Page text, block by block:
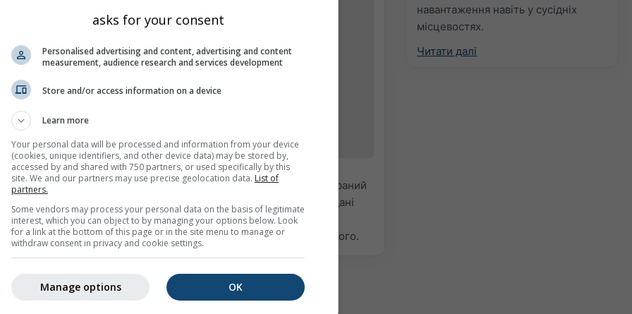
навантаження навіть у сусідніх
місцевостях.
Читати далі
Помірний Сильний Дуже сильний Град
на Chiang Rai. Ця анімація показує радар опадів
за вибраний
на 2h
. Помаранчеві хрестики позначають блискавки. Дані надані
Австралії). Мряка або невеликий снігопад можуть бути
опадівпозначена кольором від бірюзового до червоного.
для Chiang Rai
asks for your consent
Personalised advertising and content, advertising and content
measurement, audience research and services development
Store and/or access information on a device
Learn more
Your personal data will be processed and information from your device
(cookies, unique identifiers, and other device data) may be stored by,
accessed by and shared with 750 partners, or used specifically by this
site. We and our partners may use precise geolocation data. List of
partners.
Some vendors may process your personal data on the basis of legitimate
interest, which you can object to by managing your options below. Look
for a link at the bottom of this page or in the site menu to manage or
withdraw consent in privacy and cookie settings.
OK
Manage options